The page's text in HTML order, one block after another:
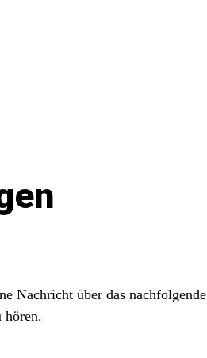
Nachricht über das nachfolgende